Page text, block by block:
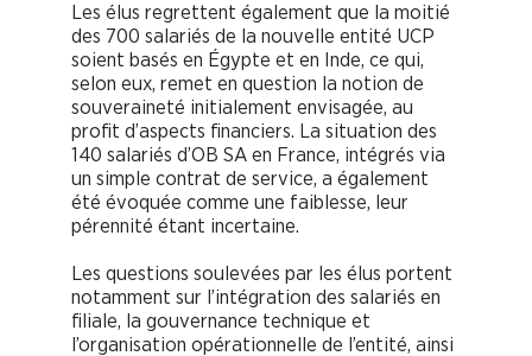
Les élus regrettent également que la moitié
des 700 salariés de la nouvelle entité UCP
soient basés en Égypte et en Inde, ce qui,
selon eux, remet en question la notion de
souveraineté initialement envisagée, au
profit d’aspects financiers. La situation des
140 salariés d’OB SA en France, intégrés via
un simple contrat de service, a également
été évoquée comme une faiblesse, leur
pérennité étant incertaine.
Les questions soulevées par les élus portent
notamment sur l’intégration des salariés en
filiale, la gouvernance technique et
l’organisation opérationnelle de l’entité, ainsi